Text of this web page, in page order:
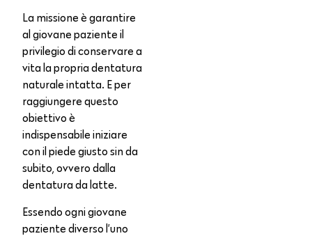
La missione è garantire
al giovane paziente il
privilegio di conservare a
vita la propria dentatura
naturale intatta. E per
raggiungere questo
obiettivo è
indispensabile iniziare
con il piede giusto sin da
subito, ovvero dalla
dentatura da latte.
Essendo ogni giovane
paziente diverso l’uno